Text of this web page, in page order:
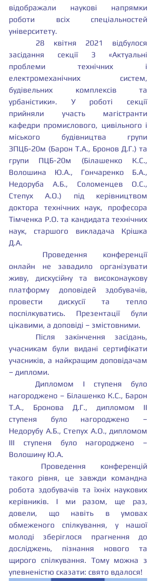
відображали наукові напрямки
роботи всіх спеціальностей
університету.
засідання секції 3 «Актуальні
проблеми технічних і
електромеханічних систем,
будівельних комплексів та
урбаністики». У роботі секції
прийняли участь магістранти
кафедри промислового, цивільного і
міського будівництва групи
ЗПЦБ-20м (Барон Т.А., Бронов Д.Г.) та
групи ПЦБ-20м (Білашенко К.С.,
Волошина Ю.А., Гончаренко Б.А.,
Недоруба А.Б., Соломенцев О.С.,
Степух А.О.) під керівництвом
доктора технічних наук, професора
Тімченка Р.О. та кандидата технічних
наук, старшого викладача Крішка
Д.А.
онлайн не завадило організувати
живу, дискусійну та високонаукову
платформу доповідей здобувачів,
провести дискусії та тепло
поспілкуватись. Презентації були
цікавими, а доповіді – змістовними.
учасникам були видані сертифікати
учасників, а найкращим доповідачам
– дипломи.
	Дипломом І ступеня було
нагороджено – Білашенко К.С., Барон
Т.А., Бронова Д.Г., дипломом ІІ
ступеня було нагороджено –
Недорубу А.Б., Степух А.О., дипломом
ІІІ ступеня було нагороджено –
Волошину Ю.А.
такого рівня, це завжди командна
робота здобувачів та їхніх наукових
керівників. І ми разом, ще раз,
довели, що навіть в умовах
обмеженого спілкування, у нашої
молоді зберіглося прагнення до
досліджень, пізнання нового та
щирого спілкування. Тому можна з
упевненістю сказати: свято вдалося!